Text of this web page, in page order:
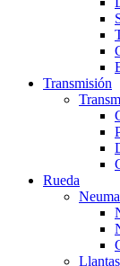
Transmisión
Rueda